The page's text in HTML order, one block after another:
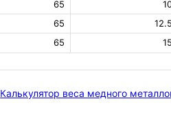
65
65 12.5
65 15
Калькулятор веса медного